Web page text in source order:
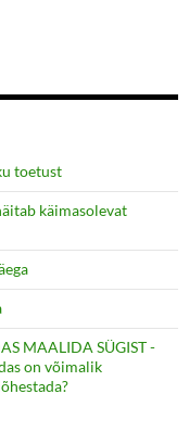
toetust
käimasolevat
MAALIDA SÜGIST -
on võimalik